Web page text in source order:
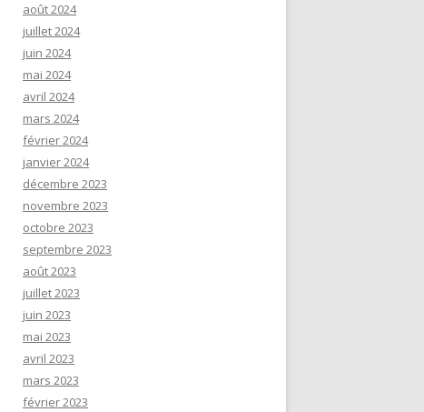
août 2024
juillet 2024
juin 2024
mai 2024
avril 2024
mars 2024
février 2024
janvier 2024
décembre 2023
novembre 2023
octobre 2023
septembre 2023
août 2023
juillet 2023
juin 2023
mai 2023
avril 2023
mars 2023
février 2023